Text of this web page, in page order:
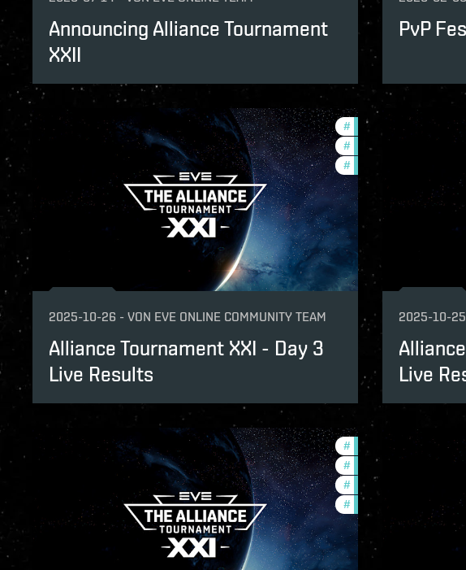
Announcing Alliance Tournament
XXII
PvP
# community
# tournaments
#
2025-10-26 - VON EVE ONLINE COMMUNITY TEAM
Alliance Tournament XXI - Day 3
Live Results
2025-10-25
Live
# tournaments
#
# ccptv
# community